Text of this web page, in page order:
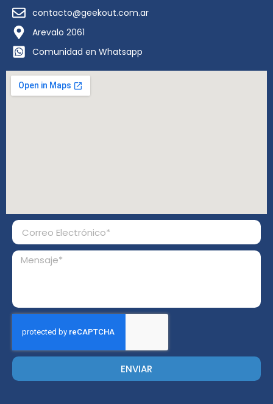
contacto@geekout.com.ar
Arevalo 2061
Comunidad en Whatsapp
ENVIAR